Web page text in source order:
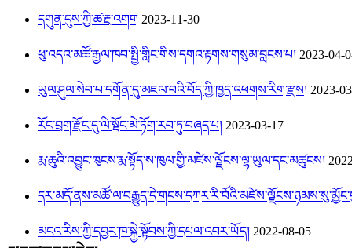
དགུན་དུས་ཀྱི་ཚ་རྔ་འགག 2023-11-30
ཕུ་འདའ་མཚོ་རྒྱལ་ཁབ་སྤྱི་གླིང་གིས་དགའ་རྟགས་གསུམ་བླངས་པ། 2023-04-
ཡུལ་ཤུལ་སེབ་པ་དགོན་དུ་མཇལ་བའི་བོད་ཀྱི་ཁྱད་འཕགས་རིག་རྫས། 2023-
རོང་བྲག་རྫོང་དུ་ལི་སྡོང་མེ་ཏོག་རབ་ཏུ་བཞད་པ། 2023-03-17
རྨ་ཆུའི་འབྱུང་ཁུངས་རྨ་སྟོད་ས་ཁུལ་གྱི་མཛེས་ལྗོངས་ལྷ་ཡུལ་དང་མཚུངས།
མངའ་རིས་ཀྱི་དབྱར་ཁ་སྐྱེ་སྟོབས་ཀྱི་དཔལ་འབར་ཡོད། 2022-08-05